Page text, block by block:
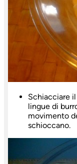
Schiacciare
lingue di
movimento
schioccano.